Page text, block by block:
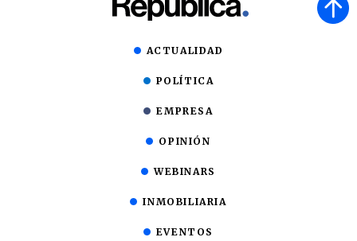
ACTUALIDAD
POLÍTICA
EMPRESA
OPINIÓN
WEBINARS
INMOBILIARIA
EVENTOS